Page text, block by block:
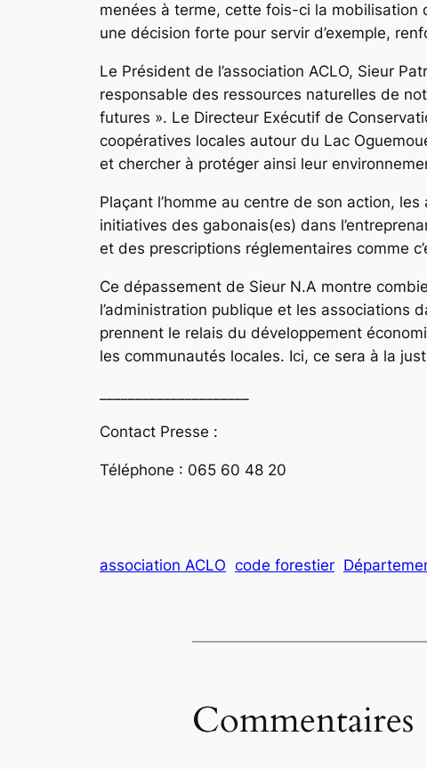
menées à terme, cette fois-ci la
une décision forte pour servir d’exemple,
Le Président de l’association ACLO, Sieur
responsable des ressources naturelles de
futures ». Le Directeur Exécutif de
coopératives locales autour du Lac
et chercher à protéger ainsi leur
Plaçant l’homme au centre de son action,
initiatives des gabonais(es) dans
et des prescriptions réglementaires comme
Ce dépassement de Sieur N.A montre
l’administration publique et les associations
prennent le relais du développement
les communautés locales. Ici, ce sera à la
Contact Presse :
Téléphone : 065 60 48 20
association ACLO code forestier
Commentaires